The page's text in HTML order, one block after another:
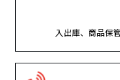
入出庫、商品保